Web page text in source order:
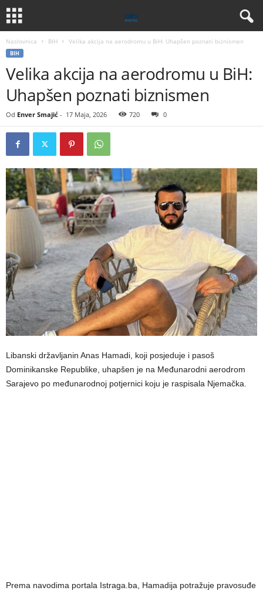
Naslovnica BIH Velika akcija na aerodromu u BiH: Uhapšen poznati biznismen
BIH
Velika akcija na aerodromu u BiH:
Uhapšen poznati biznismen
Od Enver Smajić - 17 Maja, 2026 720 0
Libanski državljanin Anas Hamadi, koji posjeduje i pasoš
Dominikanske Republike, uhapšen je na Međunarodni aerodrom
Sarajevo po međunarodnoj potjernici koju je raspisala Njemačka.
Prema navodima portala Istraga.ba, Hamadija potražuje pravosuđe